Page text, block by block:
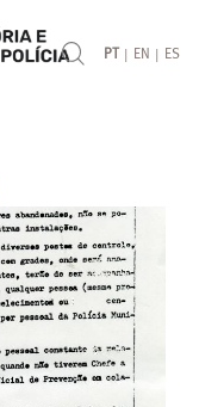
PT | EN | ES